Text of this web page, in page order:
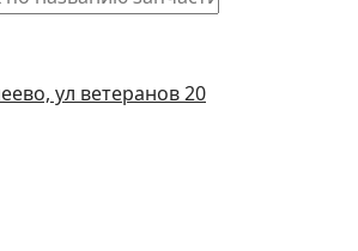
ул ветеранов 20